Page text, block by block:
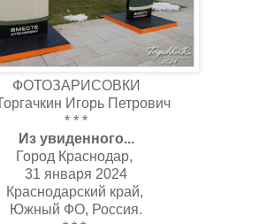
ФОТОЗАРИСОВКИ
Игорь Петрович
* * *
Из увиденного...
Город Краснодар,
31 января 2024
Краснодарский край,
Южный ФО, Россия.